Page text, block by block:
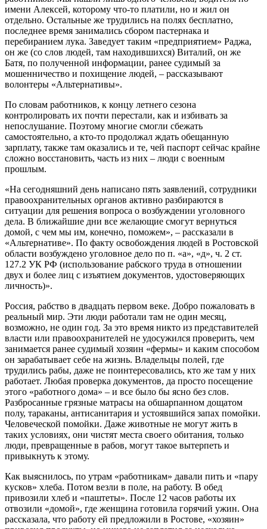
имени Алексей, которому что-то платили, но и жил он
отдельно. Остальные же трудились на полях бесплатно,
последнее время занимались сбором пастернака и
перебиранием лука. Заведует таким «предприятием» Раджа,
он же (со слов людей, там находившихся) Виталий, он же
Батя, по полученной информации, ранее судимый за
мошенничество и похищение людей, – рассказывают
волонтеры «Альтернативы».
По словам работников, к концу летнего сезона
контролировать их почти перестали, как и избивать за
непослушание. Поэтому многие смогли сбежать
самостоятельно, а кто-то продолжал ждать обещанную
зарплату, также там оказались и те, чей паспорт сейчас крайне
сложно восстановить, часть из них – люди с военным
прошлым.
«На сегодняшний день написано пять заявлений, сотрудники
правоохранительных органов активно разбираются в
ситуации для решения вопроса о возбуждении уголовного
дела. В ближайшие дни все желающие смогут вернуться
домой, с чем мы им, конечно, поможем», – рассказали в
«Альтернативе». По факту освобождения людей в Ростовской
области возбуждено уголовное дело по п. «а», «д», ч. 2 ст.
127.2 УК РФ (использование рабского труда в отношении
двух и более лиц с изъятием документов, удостоверяющих
личность)».
Россия, рабство в двадцать первом веке. Добро пожаловать в
реальный мир. Эти люди работали там не один месяц,
возможно, не один год. За это время никто из представителей
власти или правоохранителей не удосужился проверить, чем
занимается ранее судимый хозяин «фермы» и каким способом
он зарабатывает себе на жизнь. Владельцы полей, где
трудились рабы, даже не поинтересовались, кто же там у них
работает. Любая проверка документов, да просто посещение
этого «работного дома» – и все было бы ясно без слов.
Разбросанные грязные матрасы на обшарпанном дощатом
полу, тараканы, антисанитария и устоявшийся запах помойки.
Человеческой помойки. Даже животные не могут жить в
таких условиях, они чистят места своего обитания, только
люди, превращенные в рабов, могут такое вытерпеть и
привыкнуть к этому.
Как выяснилось, по утрам «работникам» давали пить и «пару
кусков» хлеба. Потом везли в поле, на работу. В обед
привозили хлеб и «паштеты». После 12 часов работы их
отвозили «домой», где женщина готовила горячий ужин. Она
рассказала, что работу ей предложили в Ростове, «хозяин»